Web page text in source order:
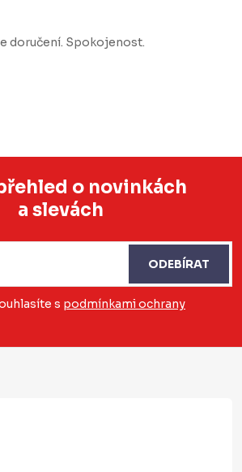
doručení. Spokojenost.
o novinkách
a slevách
s podmínkami ochrany
ODEBÍRAT